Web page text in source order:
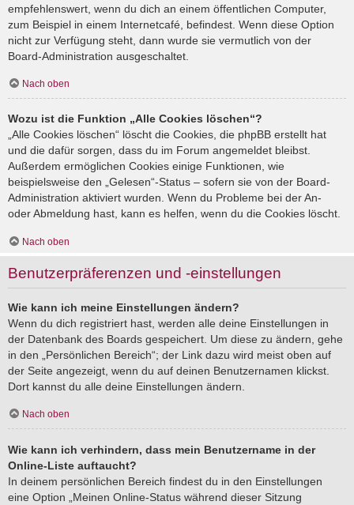
empfehlenswert, wenn du dich an einem öffentlichen Computer,
zum Beispiel in einem Internetcafé, befindest. Wenn diese Option
nicht zur Verfügung steht, dann wurde sie vermutlich von der
Board-Administration ausgeschaltet.
Nach oben
Wozu ist die Funktion „Alle Cookies löschen“?
„Alle Cookies löschen“ löscht die Cookies, die phpBB erstellt hat
und die dafür sorgen, dass du im Forum angemeldet bleibst.
Außerdem ermöglichen Cookies einige Funktionen, wie
beispielsweise den „Gelesen“-Status – sofern sie von der Board-
Administration aktiviert wurden. Wenn du Probleme bei der An-
oder Abmeldung hast, kann es helfen, wenn du die Cookies löscht.
Nach oben
Benutzerpräferenzen und -einstellungen
Wie kann ich meine Einstellungen ändern?
Wenn du dich registriert hast, werden alle deine Einstellungen in
der Datenbank des Boards gespeichert. Um diese zu ändern, gehe
in den „Persönlichen Bereich“; der Link dazu wird meist oben auf
der Seite angezeigt, wenn du auf deinen Benutzernamen klickst.
Dort kannst du alle deine Einstellungen ändern.
Nach oben
Wie kann ich verhindern, dass mein Benutzername in der
Online-Liste auftaucht?
In deinem persönlichen Bereich findest du in den Einstellungen
eine Option „Meinen Online-Status während dieser Sitzung